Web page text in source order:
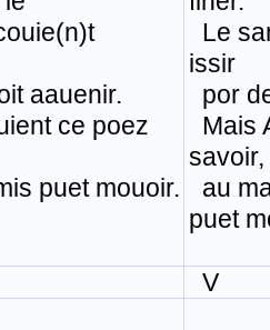
aauenir.
ce poez
puet mouoir.
Le
issir
por
Mais
savoir,
au
puet
V